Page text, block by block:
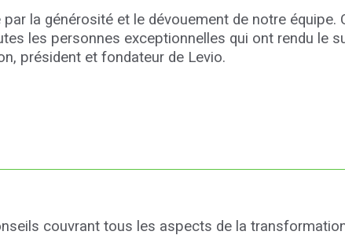
la générosité et le dévouement de notre équipe.
les personnes exceptionnelles qui ont rendu le
président et fondateur de Levio.
couvrant tous les aspects de la